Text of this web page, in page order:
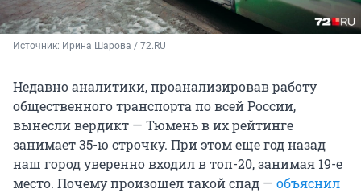
Источник: Ирина Шарова / 72.RU
Недавно аналитики, проанализировав работу
общественного транспорта по всей России,
вынесли вердикт — Тюмень в их рейтинге
занимает 35-ю строчку. При этом еще год назад
наш город уверенно входил в топ-20, занимая 19-е
место. Почему произошел такой спад — объяснил